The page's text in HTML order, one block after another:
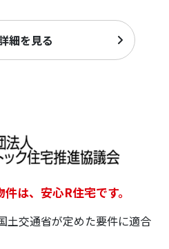
細を見る
は、安心R住宅です。
土交通省が定めた要件に適合